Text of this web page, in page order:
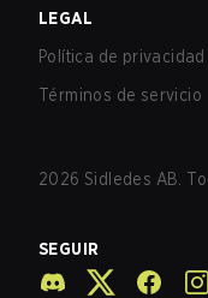
LEGAL
Política de privacidad
Términos de servicio
2026 Sidledes AB.
SEGUIR